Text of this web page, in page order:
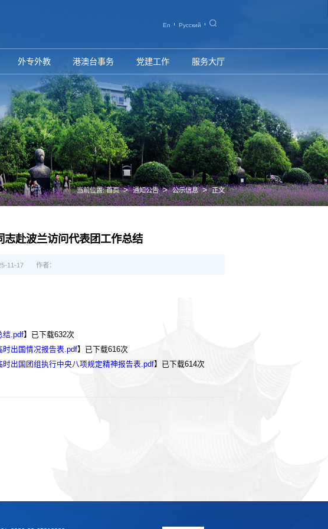
En Русский
外专外教 港澳台事务 党建工作 服务大厅
当前位置:首页 > 通知公告 > 公示信息 > 正文
赴波兰访问代表团工作总结
11-17 作者：
结.pdf】已下载632次
时出国情况报告表.pdf】已下载616次
出国团组执行中央八项规定精神报告表.pdf】已下载614次